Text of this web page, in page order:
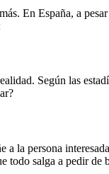
En España, a
Según las
a la persona
todo salga a pedir de